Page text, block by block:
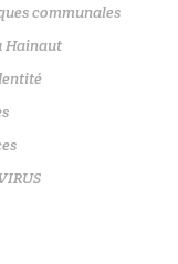
communales
Hainaut